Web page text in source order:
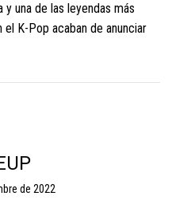
y una de las leyendas más
K-Pop acaban de anunciar
de 2022